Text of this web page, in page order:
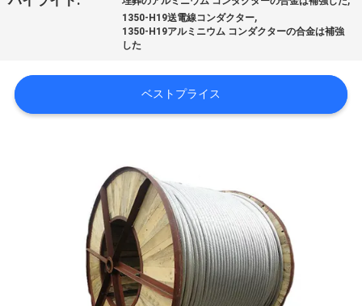
場
行
1350-H19送電線コンダクター,
1350-H19アルミニウム コンダクターの合金は補強
した
ベストプライス